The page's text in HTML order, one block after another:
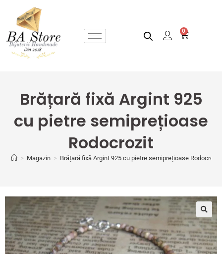
0
Brățară fixă Argint 925
cu pietre semiprețioase
Rodocrozit
> Magazin > Brățară fixă Argint 925 cu pietre semiprețioase Rodocrozit
🔍